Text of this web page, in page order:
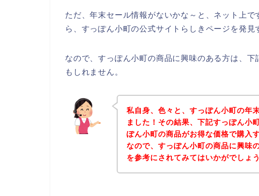
ただ、年末セール情報がないかな～と、ネット上
ら、すっぽん小町の公式サイトらしきページを発見
なので、すっぽん小町の商品に興味のある方は、
もしれません。
私自身、色々と、すっぽん小町の年
ました！その結果、下記すっぽん小
ぽん小町の商品がお得な価格で購入
なので、すっぽん小町の商品に興味
を参考にされてみてはいかがでしょ